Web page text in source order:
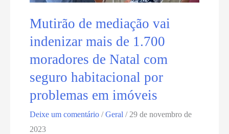
Mutirão de mediação vai
indenizar mais de 1.700
moradores de Natal com
seguro habitacional por
problemas em imóveis
Deixe um comentário /Geral / 29 de novembro de
2023